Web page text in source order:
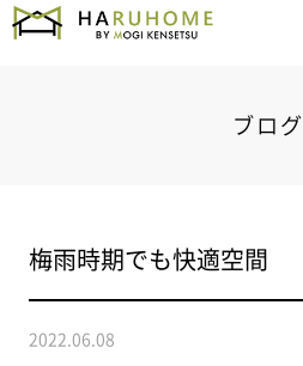
ブログ
梅雨時期でも快適空間
2022.06.08